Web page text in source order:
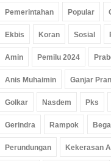
Di Tol Lampung
Teknologi 11 Feb 2026, 1160
Pemerintahan Popular
Ekbis Koran Sosial
Amin Pemilu 2024
Anis Muhaimin Ganjar
Golkar Nasdem Pks
Gerindra Rampok
Perundungan Kekerasan